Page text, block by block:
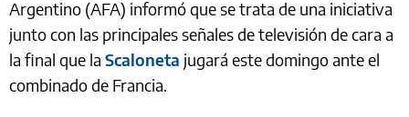
Argentino (AFA) informó que se trata de una iniciativa
junto con las principales señales de televisión de cara a
la final que la Scaloneta jugará este domingo ante el
combinado de Francia.